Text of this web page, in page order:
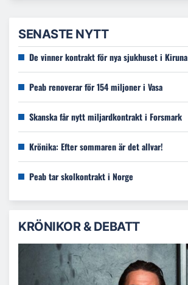
SENASTE NYTT
De vinner kontrakt för nya sjukhuset i Kiruna
Peab renoverar för 154 miljoner i Vasa
Skanska får nytt miljardkontrakt i Forsmark
Krönika: Efter sommaren är det allvar!
Peab tar skolkontrakt i Norge
KRÖNIKOR & DEBATT